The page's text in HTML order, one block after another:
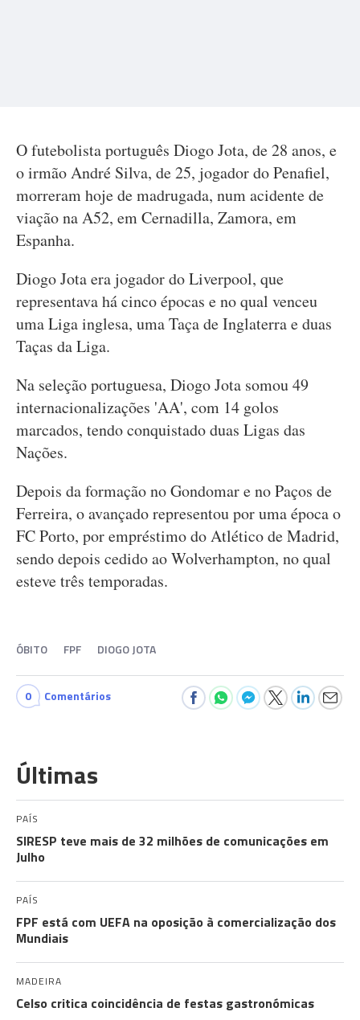
O futebolista português Diogo Jota, de 28 anos, e
o irmão André Silva, de 25, jogador do Penafiel,
morreram hoje de madrugada, num acidente de
viação na A52, em Cernadilla, Zamora, em
Espanha.
Diogo Jota era jogador do Liverpool, que
representava há cinco épocas e no qual venceu
uma Liga inglesa, uma Taça de Inglaterra e duas
Taças da Liga.
Na seleção portuguesa, Diogo Jota somou 49
internacionalizações 'AA', com 14 golos
marcados, tendo conquistado duas Ligas das
Nações.
Depois da formação no Gondomar e no Paços de
Ferreira, o avançado representou por uma época o
FC Porto, por empréstimo do Atlético de Madrid,
sendo depois cedido ao Wolverhampton, no qual
esteve três temporadas.
ÓBITO FPF DIOGO JOTA
0 Comentários
Últimas
PAÍS
SIRESP teve mais de 32 milhões de comunicações em
Julho
PAÍS
FPF está com UEFA na oposição à comercialização dos
Mundiais
MADEIRA
Celso critica coincidência de festas gastronómicas